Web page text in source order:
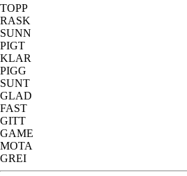
TOPP
RASK
SUNN
PIGT
KLAR
PIGG
SUNT
GLAD
FAST
GITT
GAME
MOTA
GREI